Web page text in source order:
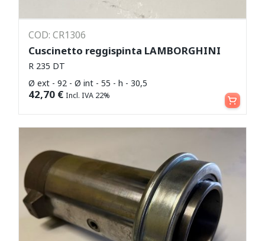
COD: CR1306
Cuscinetto reggispinta LAMBORGHINI
R 235 DT
Ø ext - 92 - Ø int - 55 - h - 30,5
42,70 € Incl. IVA 22% Aggiungi al carrello